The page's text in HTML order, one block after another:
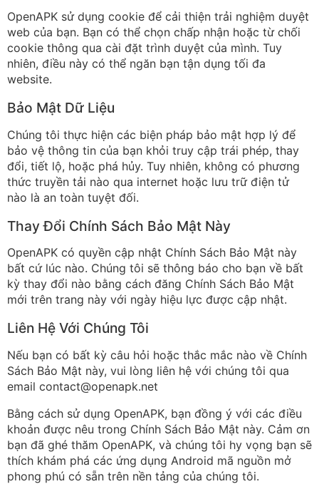
OpenAPK sử dụng cookie để cải thiện trải nghiệm duyệt
web của bạn. Bạn có thể chọn chấp nhận hoặc từ chối
cookie thông qua cài đặt trình duyệt của mình. Tuy
nhiên, điều này có thể ngăn bạn tận dụng tối đa
website.
Bảo Mật Dữ Liệu
Chúng tôi thực hiện các biện pháp bảo mật hợp lý để
bảo vệ thông tin của bạn khỏi truy cập trái phép, thay
đổi, tiết lộ, hoặc phá hủy. Tuy nhiên, không có phương
thức truyền tải nào qua internet hoặc lưu trữ điện tử
nào là an toàn tuyệt đối.
Thay Đổi Chính Sách Bảo Mật Này
OpenAPK có quyền cập nhật Chính Sách Bảo Mật này
bất cứ lúc nào. Chúng tôi sẽ thông báo cho bạn về bất
kỳ thay đổi nào bằng cách đăng Chính Sách Bảo Mật
mới trên trang này với ngày hiệu lực được cập nhật.
Liên Hệ Với Chúng Tôi
Nếu bạn có bất kỳ câu hỏi hoặc thắc mắc nào về Chính
Sách Bảo Mật này, vui lòng liên hệ với chúng tôi qua
email contact@openapk.net
Bằng cách sử dụng OpenAPK, bạn đồng ý với các điều
khoản được nêu trong Chính Sách Bảo Mật này. Cảm ơn
bạn đã ghé thăm OpenAPK, và chúng tôi hy vọng bạn sẽ
thích khám phá các ứng dụng Android mã nguồn mở
phong phú có sẵn trên nền tảng của chúng tôi.